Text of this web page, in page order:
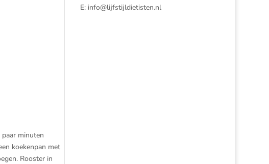
minuten
koekenpan met
Rooster in
E: info@lijfstijldietisten.nl